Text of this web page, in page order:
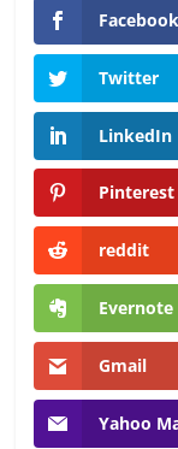
en
|
de
Facebook
Twitter
LinkedIn
Pinterest
reddit
Evernote
Gmail
Yahoo